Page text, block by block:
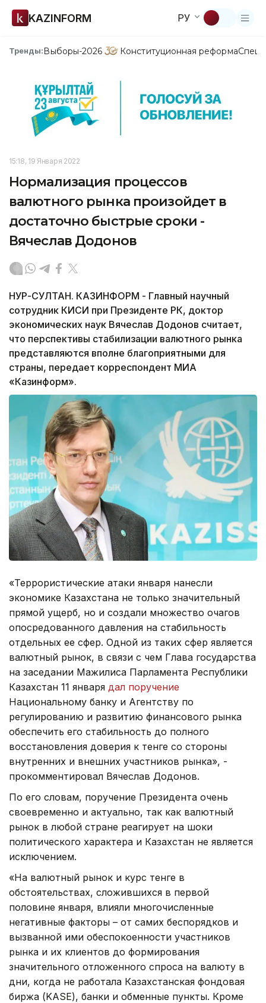
KAZINFORM РУ
Тренды:Выборы-2026 Конституционная реформа
15:18, 19 Января 2022
Нормализация процессов
валютного рынка произойдет в
достаточно быстрые сроки -
Вячеслав Додонов
НУР-СУЛТАН. КАЗИНФОРМ - Главный научный
сотрудник КИСИ при Президенте РК, доктор
экономических наук Вячеслав Додонов считает,
что перспективы стабилизации валютного рынка
представляются вполне благоприятными для
страны, передает корреспондент МИА
«Казинформ».
«Террористические атаки января нанесли
экономике Казахстана не только значительный
прямой ущерб, но и создали множество очагов
опосредованного давления на стабильность
отдельных ее сфер. Одной из таких сфер является
валютный рынок, в связи с чем Глава государства
на заседании Мажилиса Парламента Республики
Казахстан 11 января дал поручение
Национальному банку и Агентству по
регулированию и развитию финансового рынка
обеспечить его стабильность до полного
восстановления доверия к тенге со стороны
внутренних и внешних участников рынка», -
прокомментировал Вячеслав Додонов.
По его словам, поручение Президента очень
своевременно и актуально, так как валютный
рынок в любой стране реагирует на шоки
политического характера и Казахстан не является
исключением.
«На валютный рынок и курс тенге в
обстоятельствах, сложившихся в первой
половине января, влияли многочисленные
негативные факторы – от самих беспорядков и
вызванной ими обеспокоенности участников
рынка и их клиентов до формирования
значительного отложенного спроса на валюту в
дни, когда не работала Казахстанская фондовая
биржа (KASE), банки и обменные пункты. Кроме